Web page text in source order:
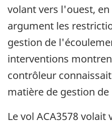
volant vers l'ouest,
argument les
gestion de
interventions
contrôleur
matière de gestion
Le vol ACA3578 volait